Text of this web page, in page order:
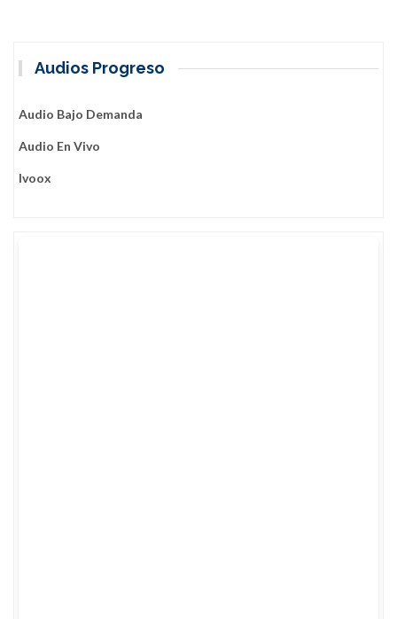
Audios Progreso
Audio Bajo Demanda
Audio En Vivo
Ivoox